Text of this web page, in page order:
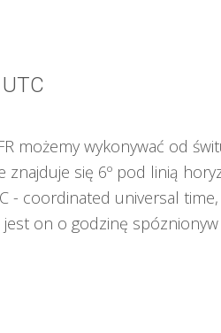
możemy wykonywać od
znajduje się 6º pod linią
- coordinated universal
on o godzinę